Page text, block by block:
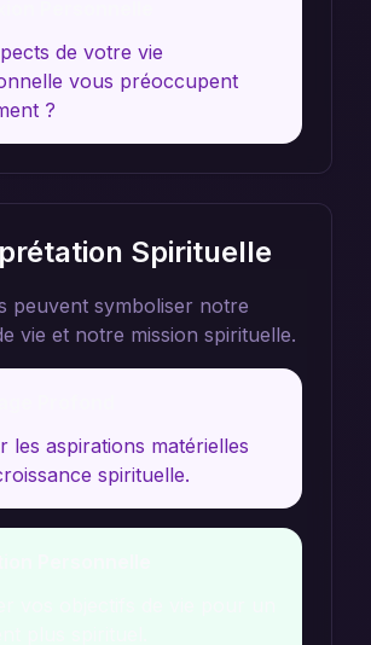
de votre vie
vous préoccupent
?
Spirituelle
peuvent symboliser notre
vie et notre mission spirituelle.
les aspirations matérielles
spirituelle.